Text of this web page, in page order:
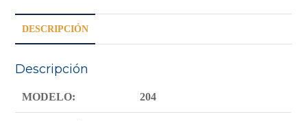
DESCRIPCIÓN
Descripción
MODELO: 204